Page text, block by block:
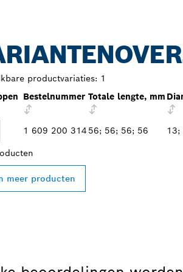
productvariaties: 1
Bestelnummer Totale lengte, mm
1 609 200 314 56; 56; 56; 56 13;
meer producten